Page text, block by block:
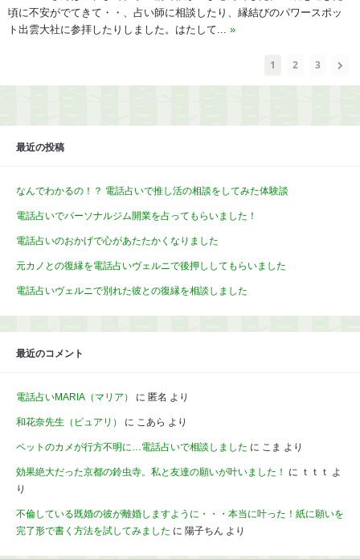
頃に不安がでてきて・・、占い師に相談したり、縁結びのパワースポッ
ト出雲大社に参拝したりしました。はたして... »
1 2 3
最近の投稿
なんでわかるの！？ 電話占いで推し活の相談をしてみた体験談
電話占いでパーソナルジム開業を占ってもらいました！
電話占いのおかげで心があたたかくなりました
元カノとの復縁を電話占いヴェルニで後押ししてもらいました
電話占いヴェルニで別れた彼との復縁を相談しました
最近のコメント
電話占いMARIA（マリア） に 匿名 より
和花奈先生（ピュアリ） に こあら より
ペットのカメが行方不明に…電話占いで相談しました に こま より
効果絶大だった京都の鈴虫寺。私と友達の願いが叶いました！ に ｔｔｔ よ
り
不倫している既婚の彼が離婚しますように・・・本当に叶った！紙に願いを
完了形で書く方法を試してみました に 陽子ちん より